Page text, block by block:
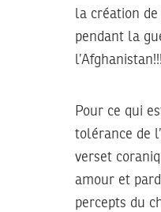
la création de
pendant la
l’Afghanistan!!!
Pour ce qui
tolérance de
verset
amour et
percepts du